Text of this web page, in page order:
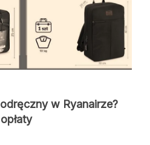
w Ryanairze?